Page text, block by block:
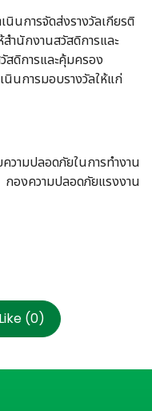
นินการจัดส่งรางวัลเกียรติ
ำนักงานสวัสดิการและ
สดิการและคุ้มครอง
นการมอบรางวัลให้แก่
วามปลอดภัยในการทำงาน
กองความปลอดภัยแรงงาน
Like (0)